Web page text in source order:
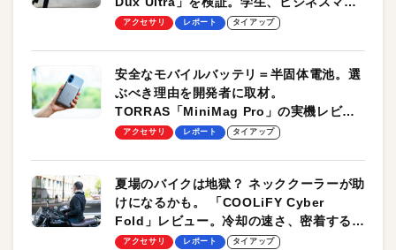
のモバイルユースに最適！
アクセサリ レポート タイアップ
安全なモバイルバッテリ＝半固体電池。選
ぶべき理由を開発者に取材。
TORRAS「MiniMag Pro」の実機レビュ
ーも
アクセサリ レポート タイアップ
夏場のバイクは地獄？ ネッククーラーが助
けになるかも。 「COOLiFY Cyber
Fold」レビュー。冷却の速さ、密着する冷
却プレート、シンプルな操作性がグッド！
アクセサリ レポート タイアップ